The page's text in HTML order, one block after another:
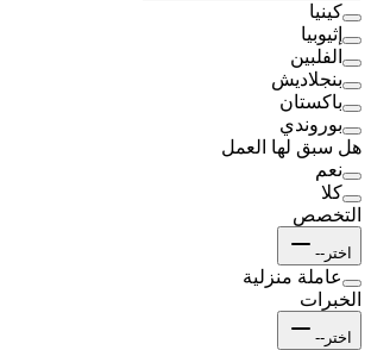
كينيا
إثيوبيا
الفلبين
بنجلاديش
باكستان
بوروندي
هل سبق لها العمل
نعم
كلا
التخصص
اختر--
عاملة منزلية
الخبرات
اختر--